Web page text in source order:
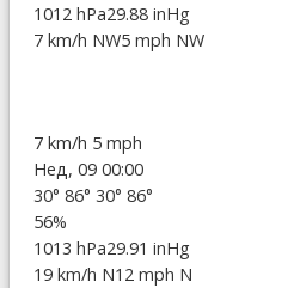
1012 hPa29.88 inHg
7 km/h NW5 mph NW
7 km/h 5 mph
Нед, 09 00:00
30° 86° 30° 86°
56%
1013 hPa29.91 inHg
19 km/h N12 mph N